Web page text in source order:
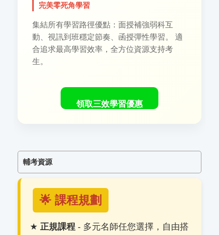
完美零死角學習
集結所有學習路徑優點：面授補強弱科互
動、視訊到班穩定節奏、函授彈性學習。 適
合追求最高學習效率，全方位資源支持考
生。
領取三效學習優惠
輔考資源
🌟 課程規劃
正規課程- 多元名師任您選擇，自由搭